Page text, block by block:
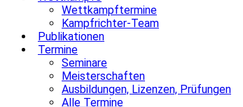
Wettkampftermine
Kampfrichter-Team
Publikationen
Termine
Seminare
Meisterschaften
Ausbildungen, Lizenzen, Prüfungen
Alle Termine